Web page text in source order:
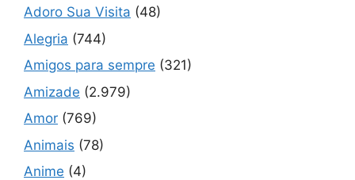
Adoro Sua Visita (48)
Alegria (744)
Amigos para sempre (321)
Amizade (2.979)
Amor (769)
Animais (78)
Anime (4)